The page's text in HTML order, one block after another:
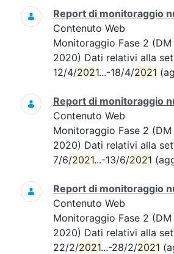
Report di monitoraggio
Contenuto Web
Monitoraggio Fase 2
2020) Dati relativi alla
12/4/2021...-18/4/2021
Report di monitoraggio
Contenuto Web
Monitoraggio Fase 2
2020) Dati relativi alla
7/6/2021...-13/6/2021
Report di monitoraggio
Contenuto Web
Monitoraggio Fase 2
2020) Dati relativi alla
22/2/2021...-28/2/2021